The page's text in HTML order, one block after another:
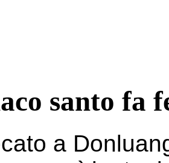
santo fa
a